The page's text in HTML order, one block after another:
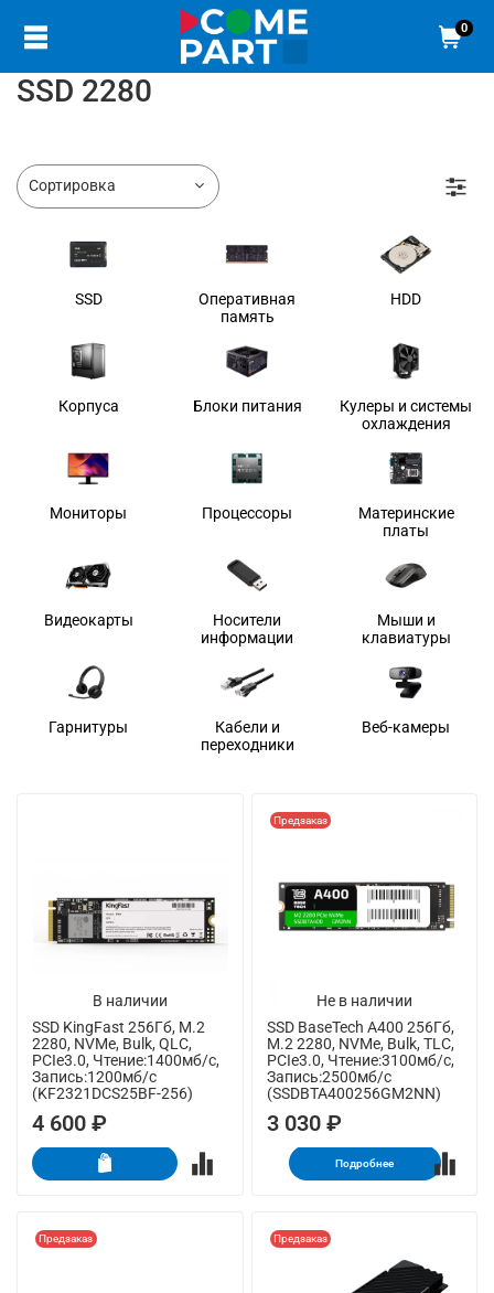
0
SSD 2280
SSD
Оперативная
память
HDD
Корпуса Блоки питания
Кулеры и системы
охлаждения
Мониторы Процессоры
Материнские
платы
Видеокарты
Носители
информации
Мыши и
клавиатуры
Гарнитуры
Кабели и
переходники
Веб-камеры
В наличии
SSD KingFast 256Гб, M.2
2280, NVMe, Bulk, QLC,
PCIe3.0, Чтение:1400мб/с,
Запись:1200мб/с
(KF2321DCS25BF-256)
4 600 ₽
Не в наличии
Предзаказ
SSD BaseTech A400 256Гб,
M.2 2280, NVMe, Bulk, TLC,
PCIe3.0, Чтение:3100мб/с,
Запись:2500мб/с
(SSDBTA400256GM2NN)
3 030 ₽
Подробнее
Предзаказ Предзаказ